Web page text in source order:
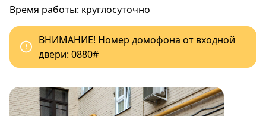
Время работы: круглосуточно
ВНИМАНИЕ! Номер домофона от входной
двери: 0880#